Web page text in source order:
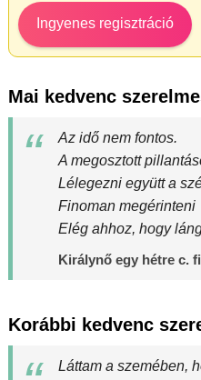
Ingyenes regisztráció
Mai kedvenc
Az idő nem fontos.
A megosztott
Lélegezni együtt a
Finoman megérinteni
Elég ahhoz, hogy
Királynő egy hétre c.
Korábbi kedvenc
Láttam a szemében,